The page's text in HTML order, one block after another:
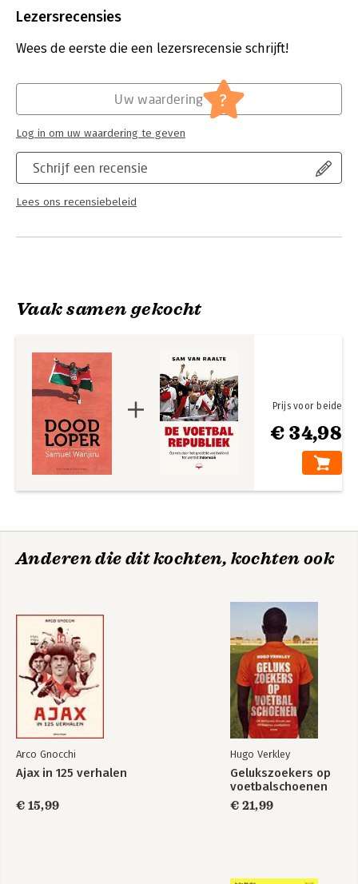
Bestandsformaat:
Uitgever:
Tirion Sport
Sport, hobby, lifestyle
Lezersrecensies
Wees de eerste die een lezersrecensie schrijft!
Schrijf een recensie
Lees ons recensiebeleid
Uw waardering ?
Log in om uw waardering te geven
Vaak samen gekocht
€ 34,98
Prijs voor beide
Anderen die dit kochten, kochten ook
Arco Gnocchi
Ajax in 125 verhalen
€ 15,99
Hugo Verkley
Gelukszoekers op
voetbalschoenen
€ 21,99